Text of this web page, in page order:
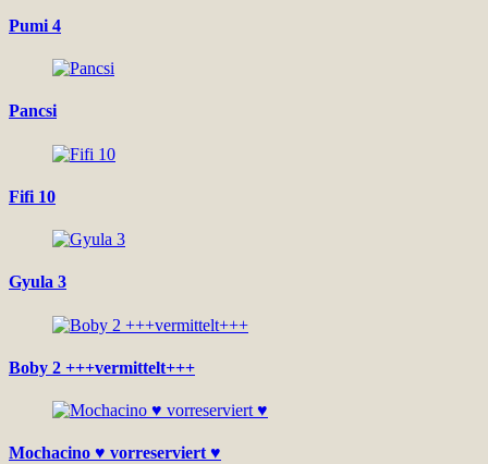
Pumi 4
Pancsi
Fifi 10
Gyula 3
Boby 2 +++vermittelt+++
Mochacino ♥ vorreserviert ♥